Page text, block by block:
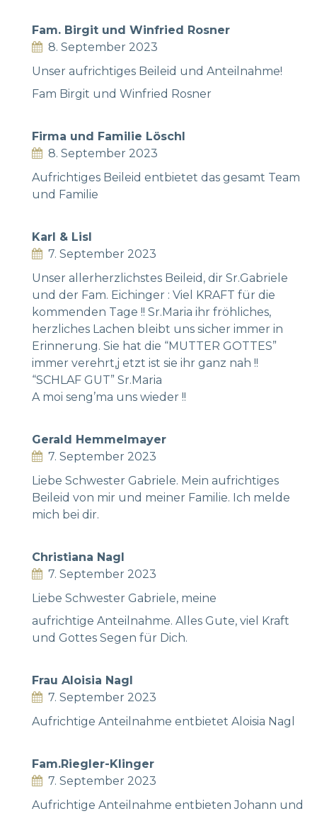
Fam. Birgit und Winfried Rosner
8. September 2023
Unser aufrichtiges Beileid und Anteilnahme!
Fam Birgit und Winfried Rosner
Firma und Familie Löschl
8. September 2023
Aufrichtiges Beileid entbietet das gesamt Team
und Familie
Karl & Lisl
7. September 2023
Unser allerherzlichstes Beileid, dir Sr.Gabriele
und der Fam. Eichinger : Viel KRAFT für die
kommenden Tage !! Sr.Maria ihr fröhliches,
herzliches Lachen bleibt uns sicher immer in
Erinnerung. Sie hat die “MUTTER GOTTES”
immer verehrt,j etzt ist sie ihr ganz nah !!
“SCHLAF GUT” Sr.Maria
A moi seng’ma uns wieder !!
Gerald Hemmelmayer
7. September 2023
Liebe Schwester Gabriele. Mein aufrichtiges
Beileid von mir und meiner Familie. Ich melde
mich bei dir.
Christiana Nagl
7. September 2023
Liebe Schwester Gabriele, meine
aufrichtige Anteilnahme. Alles Gute, viel Kraft
und Gottes Segen für Dich.
Frau Aloisia Nagl
7. September 2023
Aufrichtige Anteilnahme entbietet Aloisia Nagl
Fam.Riegler-Klinger
7. September 2023
Aufrichtige Anteilnahme entbieten Johann und